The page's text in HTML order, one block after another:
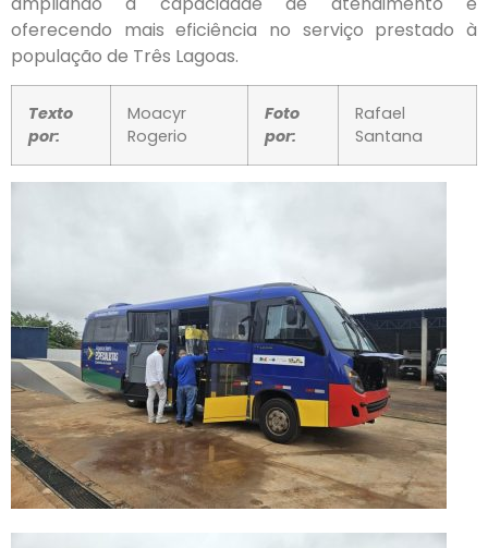
oferecendo mais eficiência no serviço prestado à
população de Três Lagoas.
Texto
por:
Moacyr
Rogerio
Foto
por:
Rafael
Santana